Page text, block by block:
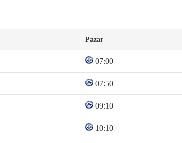
Pazar
07:00
07:50
09:10
10:10